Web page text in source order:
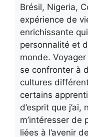
Brésil, Nigeria,
expérience de
enrichissante
personnalité et
monde.
se confronter à
cultures
certains
d’esprit que
m’intéresser de
liées à l’avenir